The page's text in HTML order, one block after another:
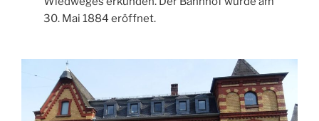
30. Mai 1884 eröffnet.